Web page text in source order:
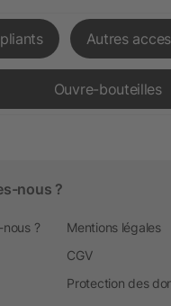
Autres
Ouvre-bouteilles
nous ?
?
Mentions légales
CGV
Protection des